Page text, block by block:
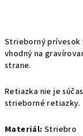
Strieborný
vhodný na
strane.
Retiazka nie je
strieborné retiazky.
Materiál: Striebro